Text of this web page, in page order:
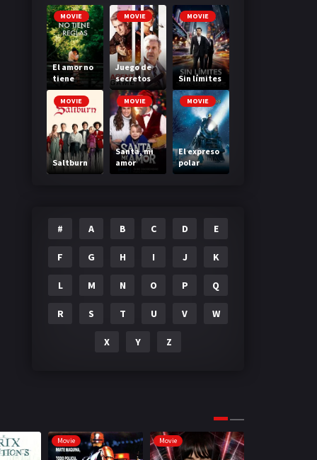
MOVIE
El amor no
tiene
reglas
MOVIE
Juego de
secretos
MOVIE
Sin límites
MOVIE
Saltburn
MOVIE
Santa, mi
amor
MOVIE
El expreso
polar
# A B C D E
F G H I J K
L M N O P Q
R S T U V W
X Y Z
Movie Movie